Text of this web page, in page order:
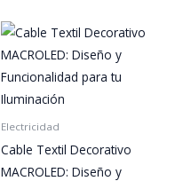
Electricidad
Cable Textil Decorativo
MACROLED: Diseño y